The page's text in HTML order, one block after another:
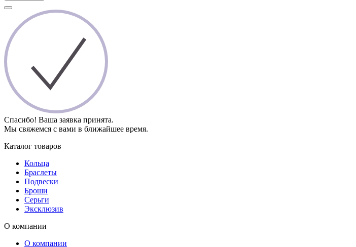
Спасибо! Ваша заявка принята.
Мы свяжемся с вами в ближайшее время.
Каталог товаров
Кольца
Браслеты
Подвески
Броши
Серьги
Эксклюзив
О компании
О компании